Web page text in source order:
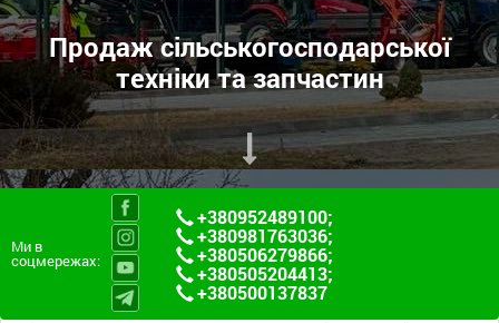
Продаж сільськогосподарської
техніки та запчастин
Ми в
соцмережах:
+380952489100;
+380981763036;
+380506279866;
+380505204413;
+380500137837